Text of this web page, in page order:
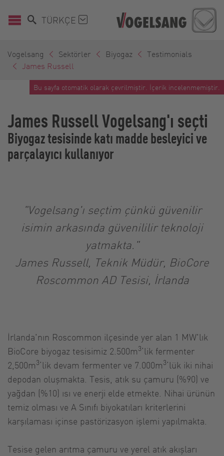
TÜRKÇE
Vogelsang Sektörler Biyogaz
Testimonials
James Russell
Bu sayfa otomatik olarak çevrilmiştir. İçerik incelenmemiştir.
James Russell Vogelsang'ı seçti
Biyogaz tesisinde katı madde besleyici ve
parçalayıcı kullanıyor
"Vogelsang'ı seçtim çünkü güvenilir
isimin arkasında güvenililir teknoloji
yatmakta."
James Russell, Teknik Müdür, BioCore
Roscommon AD Tesisi, İrlanda
İrlanda'nın Roscommon ilçesinde yer alan 1 MW'lık
BioCore biyogaz tesisimiz 2.500m3‘lik fermenter
2,500m3‘lik devam fermenter ve 7.000m3‘lük iki nihai
depodan oluşmakta. Tesis, atık su çamuru (%90) ve
yağdan (%10) ısı ve enerji elde etmekte. Nihai ürünün
temiz olması ve A Sınıfı biyokatıları kriterlerini
karşılaması içinse pastörizasyon işlemi yapılmakta.
Tesise gelen arıtma çamuru ve yerel atık akışları